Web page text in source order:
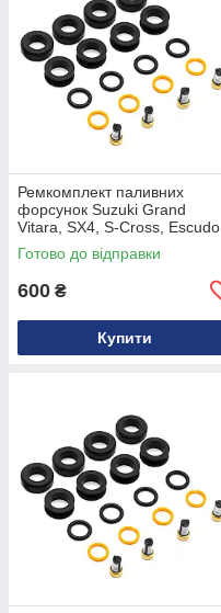
Ремкомплект паливних
форсунок Suzuki Grand
Vitara, SX4, S-Cross, Escudo
2.0 та Swift 1.3, 1.5
1571065J00
Готово до відправки
600 ₴
Купити